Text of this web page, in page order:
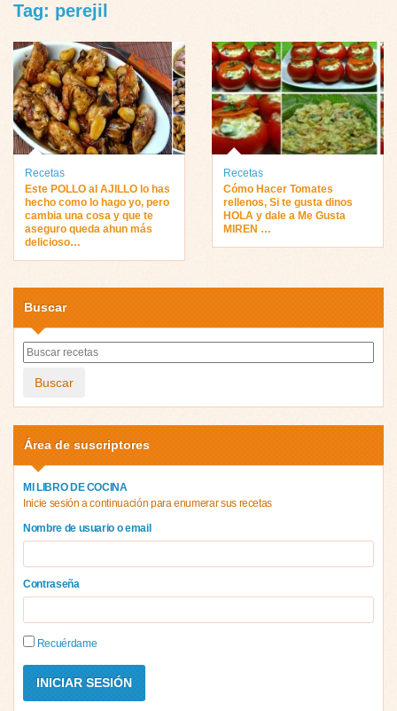
Tag: perejil
Recetas
Este POLLO al AJILLO lo has
hecho como lo hago yo, pero
cambia una cosa y que te
aseguro queda ahun más
delicioso…
Recetas
Cómo Hacer Tomates
rellenos, Si te gusta dinos
HOLA y dale a Me Gusta
MIREN …
Buscar
Buscar
Área de suscriptores
MI LIBRO DE COCINA
Inicie sesión a continuación para enumerar sus recetas
Nombre de usuario o email
Contraseña
Recuérdame